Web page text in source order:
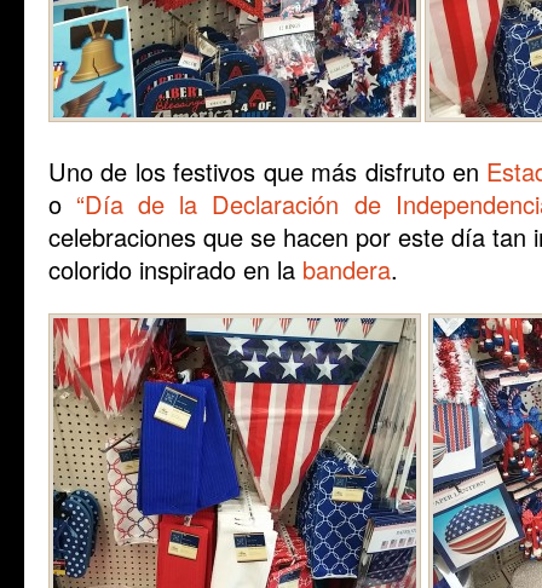
Uno de los festivos que más disfruto en
o “Día de la Declaración de
celebraciones que se hacen por este día tan
colorido inspirado en la bandera.